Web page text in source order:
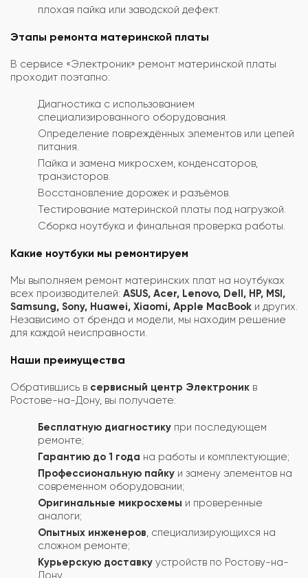
плохая пайка или заводской дефект.
Этапы ремонта материнской платы
В сервисе «Электроник» ремонт материнской платы
проходит поэтапно:
Диагностика с использованием
специализированного оборудования.
Определение повреждённых элементов или цепей
питания.
Пайка и замена микросхем, конденсаторов,
транзисторов.
Восстановление дорожек и разъёмов.
Тестирование материнской платы под нагрузкой.
Сборка ноутбука и финальная проверка работы.
Какие ноутбуки мы ремонтируем
Мы выполняем ремонт материнских плат на ноутбуках
всех производителей: ASUS, Acer, Lenovo, Dell, HP, MSI,
Samsung, Sony, Huawei, Xiaomi, Apple MacBook и других.
Независимо от бренда и модели, мы находим решение
для каждой неисправности.
Наши преимущества
Обратившись в сервисный центр Электроник в
Ростове-на-Дону, вы получаете:
Бесплатную диагностику при последующем
ремонте;
Гарантию до 1 года на работы и комплектующие;
Профессиональную пайку и замену элементов на
современном оборудовании;
Оригинальные микросхемы и проверенные
аналоги;
Опытных инженеров , специализирующихся на
сложном ремонте;
Курьерскую доставку устройств по Ростову-на-
Дону.